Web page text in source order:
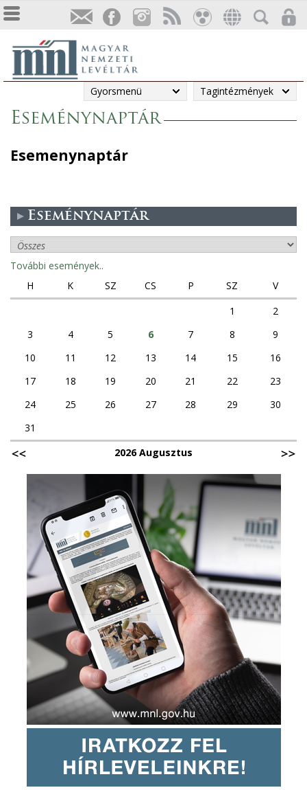
Gyorsmenü Tagintézmények
Eseménynaptár
Esemenynaptár
Eseménynaptár
További események..
H
K SZ CS P SZ
V
1
2
3
4 5 6 7 8
9
10
11 12 13 14 15
16
17
18 19 20 21 22
23
24
25 26 27 28 29
30
31
2026 Augusztus